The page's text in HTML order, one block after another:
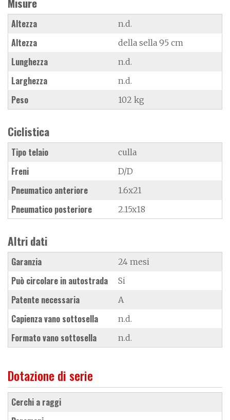
Altezza n.d.
Altezza della sella 95 cm
Lunghezza n.d.
Larghezza n.d.
Peso 102 kg
Ciclistica
Tipo telaio culla
Freni D/D
Pneumatico anteriore 1.6x21
Pneumatico posteriore 2.15x18
Altri dati
Garanzia 24 mesi
Può circolare in autostrada Si
Patente necessaria A
Capienza vano sottosella n.d.
Formato vano sottosella n.d.
Dotazione di serie
cerchi a raggi